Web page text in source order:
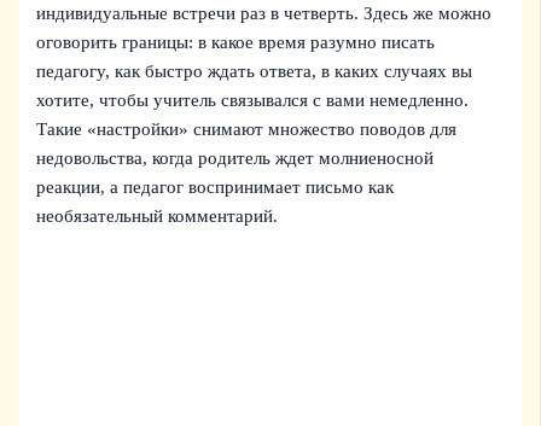
индивидуальные встречи раз в четверть. Здесь же можно
оговорить границы: в какое время разумно писать
педагогу, как быстро ждать ответа, в каких случаях вы
хотите, чтобы учитель связывался с вами немедленно.
Такие «настройки» снимают множество поводов для
недовольства, когда родитель ждет молниеносной
реакции, а педагог воспринимает письмо как
необязательный комментарий.